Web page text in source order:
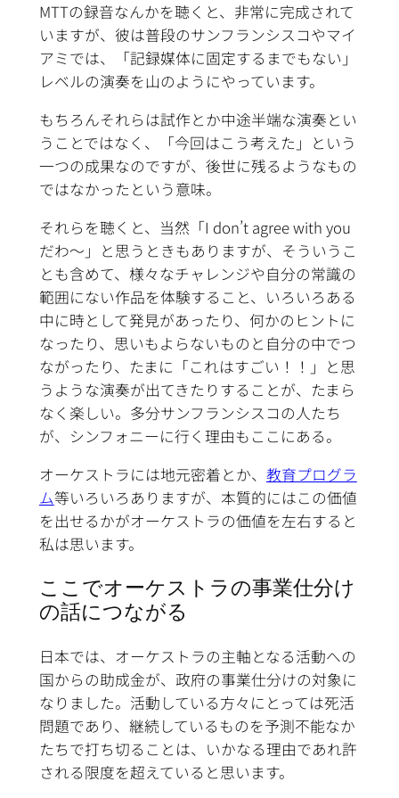
MTTの録音なんかを聴くと、非常に完成されて
いますが、彼は普段のサンフランシスコやマイ
アミでは、「記録媒体に固定するまでもない」
レベルの演奏を山のようにやっています。
もちろんそれらは試作とか中途半端な演奏とい
うことではなく、「今回はこう考えた」という
一つの成果なのですが、後世に残るようなもの
ではなかったという意味。
それらを聴くと、当然「I don’t agree with you
だわ～」と思うときもありますが、そういうこ
とも含めて、様々なチャレンジや自分の常識の
範囲にない作品を体験すること、いろいろある
中に時として発見があったり、何かのヒントに
なったり、思いもよらないものと自分の中でつ
ながったり、たまに「これはすごい！！」と思
うような演奏が出てきたりすることが、たまら
なく楽しい。多分サンフランシスコの人たち
が、シンフォニーに行く理由もここにある。
オーケストラには地元密着とか、 教育プログラ
ム等いろいろありますが、本質的にはこの価値
を出せるかがオーケストラの価値を左右すると
私は思います。
ここでオーケストラの事業仕分け
の話につながる
日本では、オーケストラの主軸となる活動への
国からの助成金が、政府の事業仕分けの対象に
なりました。活動している方々にとっては死活
問題であり、継続しているものを予測不能なか
たちで打ち切ることは、いかなる理由であれ許
される限度を超えていると思います。